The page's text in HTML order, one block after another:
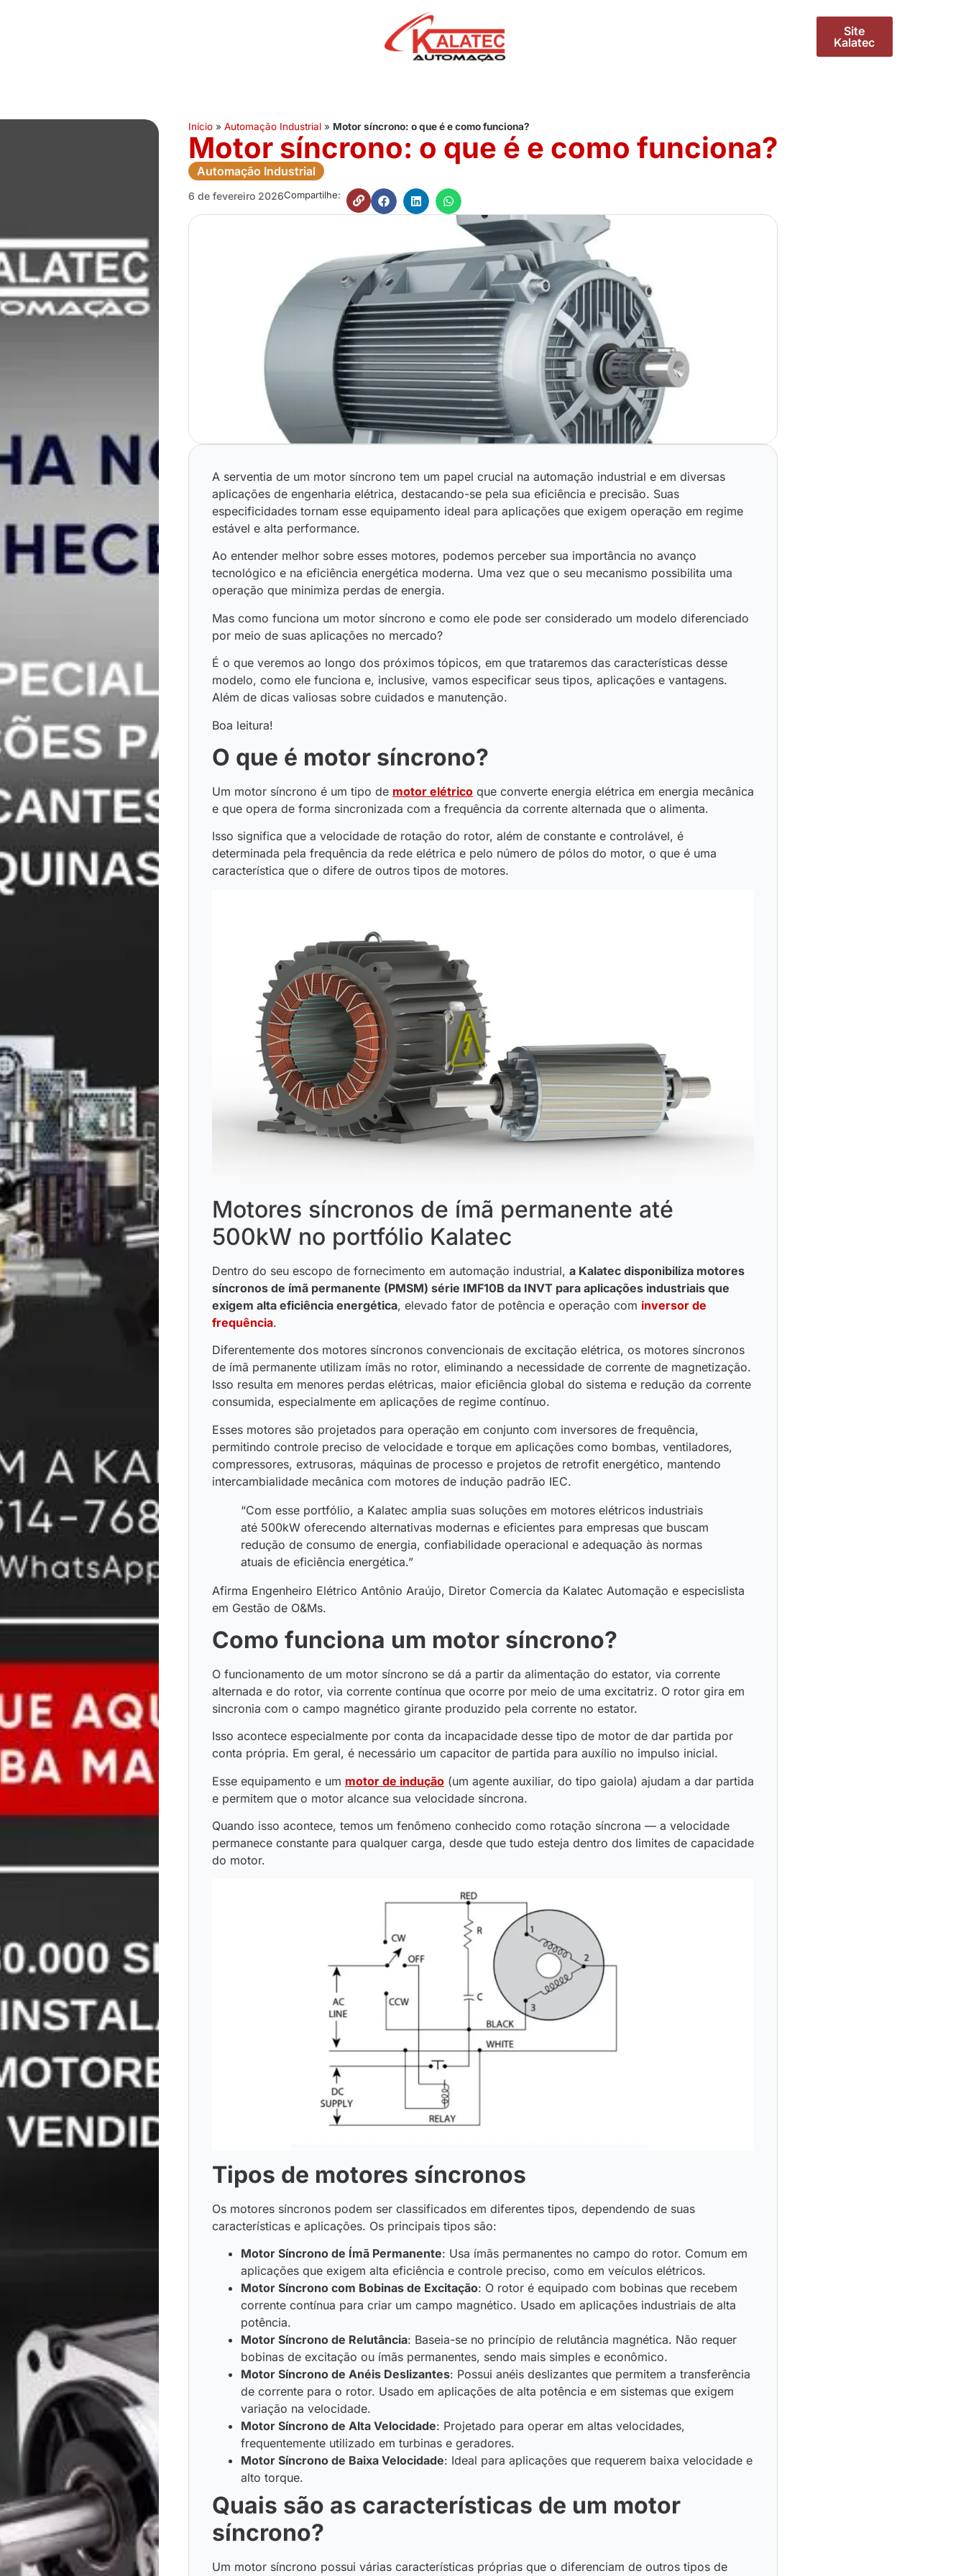
Site
Kalatec
Início » Automação Industrial » Motor síncrono: o que é e como funciona?
Motor síncrono: o que é e como funciona?
Automação Industrial
6 de fevereiro 2026Compartilhe:
A serventia de um motor síncrono tem um papel crucial na automação industrial e em diversas
aplicações de engenharia elétrica, destacando-se pela sua eficiência e precisão. Suas
especificidades tornam esse equipamento ideal para aplicações que exigem operação em regime
estável e alta performance.
Ao entender melhor sobre esses motores, podemos perceber sua importância no avanço
tecnológico e na eficiência energética moderna. Uma vez que o seu mecanismo possibilita uma
operação que minimiza perdas de energia.
Mas como funciona um motor síncrono e como ele pode ser considerado um modelo diferenciado
por meio de suas aplicações no mercado?
É o que veremos ao longo dos próximos tópicos, em que trataremos das características desse
modelo, como ele funciona e, inclusive, vamos especificar seus tipos, aplicações e vantagens.
Além de dicas valiosas sobre cuidados e manutenção.
Boa leitura!
O que é motor síncrono?
Um motor síncrono é um tipo de motor elétrico que converte energia elétrica em energia mecânica
e que opera de forma sincronizada com a frequência da corrente alternada que o alimenta.
Isso significa que a velocidade de rotação do rotor, além de constante e controlável, é
determinada pela frequência da rede elétrica e pelo número de pólos do motor, o que é uma
característica que o difere de outros tipos de motores.
Motores síncronos de ímã permanente até
500kW no portfólio Kalatec
Dentro do seu escopo de fornecimento em automação industrial, a Kalatec disponibiliza motores
síncronos de ímã permanente (PMSM) série IMF10B da INVT para aplicações industriais que
exigem alta eficiência energética, elevado fator de potência e operação com inversor de
frequência.
Diferentemente dos motores síncronos convencionais de excitação elétrica, os motores síncronos
de ímã permanente utilizam ímãs no rotor, eliminando a necessidade de corrente de magnetização.
Isso resulta em menores perdas elétricas, maior eficiência global do sistema e redução da corrente
consumida, especialmente em aplicações de regime contínuo.
Esses motores são projetados para operação em conjunto com inversores de frequência,
permitindo controle preciso de velocidade e torque em aplicações como bombas, ventiladores,
compressores, extrusoras, máquinas de processo e projetos de retrofit energético, mantendo
intercambialidade mecânica com motores de indução padrão IEC.
“Com esse portfólio, a Kalatec amplia suas soluções em motores elétricos industriais
até 500kW oferecendo alternativas modernas e eficientes para empresas que buscam
redução de consumo de energia, confiabilidade operacional e adequação às normas
atuais de eficiência energética.”
Afirma Engenheiro Elétrico Antônio Araújo, Diretor Comercia da Kalatec Automação e especislista
em Gestão de O&Ms.
Como funciona um motor síncrono?
O funcionamento de um motor síncrono se dá a partir da alimentação do estator, via corrente
alternada e do rotor, via corrente contínua que ocorre por meio de uma excitatriz. O rotor gira em
sincronia com o campo magnético girante produzido pela corrente no estator.
Isso acontece especialmente por conta da incapacidade desse tipo de motor de dar partida por
conta própria. Em geral, é necessário um capacitor de partida para auxílio no impulso inicial.
Esse equipamento e um motor de indução (um agente auxiliar, do tipo gaiola) ajudam a dar partida
e permitem que o motor alcance sua velocidade síncrona.
Quando isso acontece, temos um fenômeno conhecido como rotação síncrona — a velocidade
permanece constante para qualquer carga, desde que tudo esteja dentro dos limites de capacidade
do motor.
Tipos de motores síncronos
Os motores síncronos podem ser classificados em diferentes tipos, dependendo de suas
características e aplicações. Os principais tipos são:
Motor Síncrono de Ímã Permanente: Usa ímãs permanentes no campo do rotor. Comum em
aplicações que exigem alta eficiência e controle preciso, como em veículos elétricos.
Motor Síncrono com Bobinas de Excitação: O rotor é equipado com bobinas que recebem
corrente contínua para criar um campo magnético. Usado em aplicações industriais de alta
potência.
Motor Síncrono de Relutância: Baseia-se no princípio de relutância magnética. Não requer
bobinas de excitação ou ímãs permanentes, sendo mais simples e econômico.
Motor Síncrono de Anéis Deslizantes: Possui anéis deslizantes que permitem a transferência
de corrente para o rotor. Usado em aplicações de alta potência e em sistemas que exigem
variação na velocidade.
Motor Síncrono de Alta Velocidade: Projetado para operar em altas velocidades,
frequentemente utilizado em turbinas e geradores.
Motor Síncrono de Baixa Velocidade: Ideal para aplicações que requerem baixa velocidade e
alto torque.
Quais são as características de um motor
síncrono?
Um motor síncrono possui várias características próprias que o diferenciam de outros tipos de